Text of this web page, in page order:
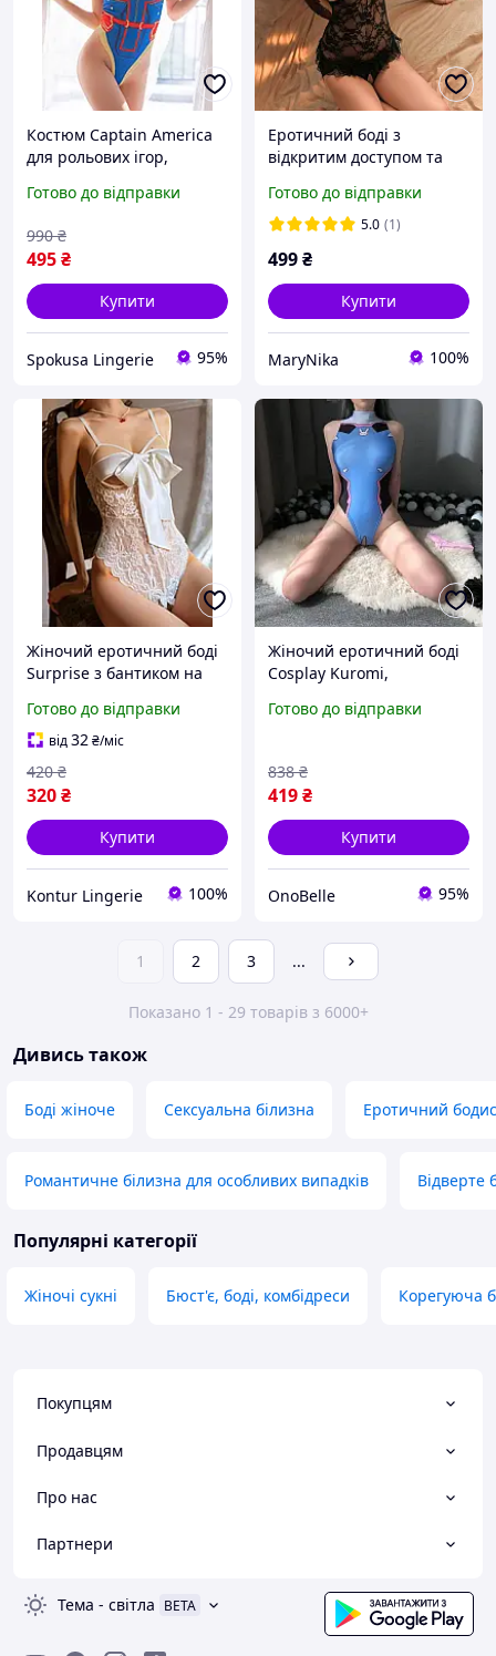
Костюм Captain America
для рольових ігор,
Стильне жіноче боді з
Готово до відправки
495₴
990 ₴
Купити
Spokusa Lingerie 95%
Еротичний боді з
відкритим доступом та
пестис XS, S, M
Готово до відправки
5.0 (1)
499₴
Купити
MaryNika 100%
Жіночий еротичний боді
Surprise з бантиком на
відкритим доступом,
Прозоре боді для спокуси
Біле, M
Готово до відправки
від32₴/міс
320₴
420 ₴
Купити
Kontur Lingerie 100%
Жіночий еротичний боді
Cosplay Kuromi,
відкритим доступом,
рольових фантазій
Готово до відправки
419₴
838 ₴
Купити
OnoBelle 95%
1 2 3 ...
Показано 1 - 29 товарів з 6000+
Дивись також
Боді жіноче Сексуальна білизна Еротичний
Романтичне білизна для особливих випадків Відверте
Популярні категорії
Жіночі сукні Бюст'є, боді, комбідреси Корегуюча
Покупцям
Продавцям
Про нас
Партнери
Тема - світла BETA